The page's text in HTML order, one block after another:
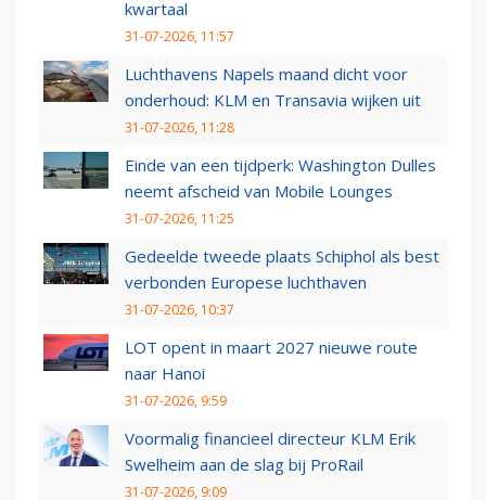
kwartaal
31-07-2026, 11:57
Luchthavens Napels maand dicht voor
onderhoud: KLM en Transavia wijken uit
31-07-2026, 11:28
Einde van een tijdperk: Washington Dulles
neemt afscheid van Mobile Lounges
31-07-2026, 11:25
Gedeelde tweede plaats Schiphol als best
verbonden Europese luchthaven
31-07-2026, 10:37
LOT opent in maart 2027 nieuwe route
naar Hanoi
31-07-2026, 9:59
Voormalig financieel directeur KLM Erik
Swelheim aan de slag bij ProRail
31-07-2026, 9:09